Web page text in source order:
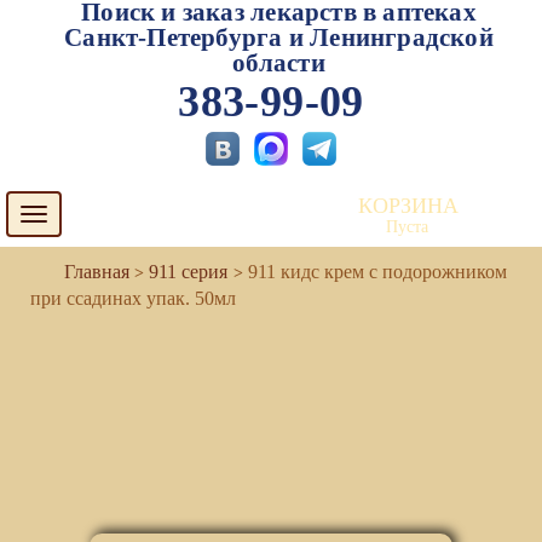
Поиск и заказ лекарств в аптеках
Санкт-Петербурга и Ленинградской
области
383-99-09
Toggle
navigation
КОРЗИНА
Пуста
911 серия
911 кидс крем с подорожником
при ссадинах упак. 50мл